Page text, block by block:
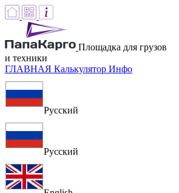
Площадка для грузов
и техники
ГЛАВНАЯ Калькулятор Инфо
Русский
Русский